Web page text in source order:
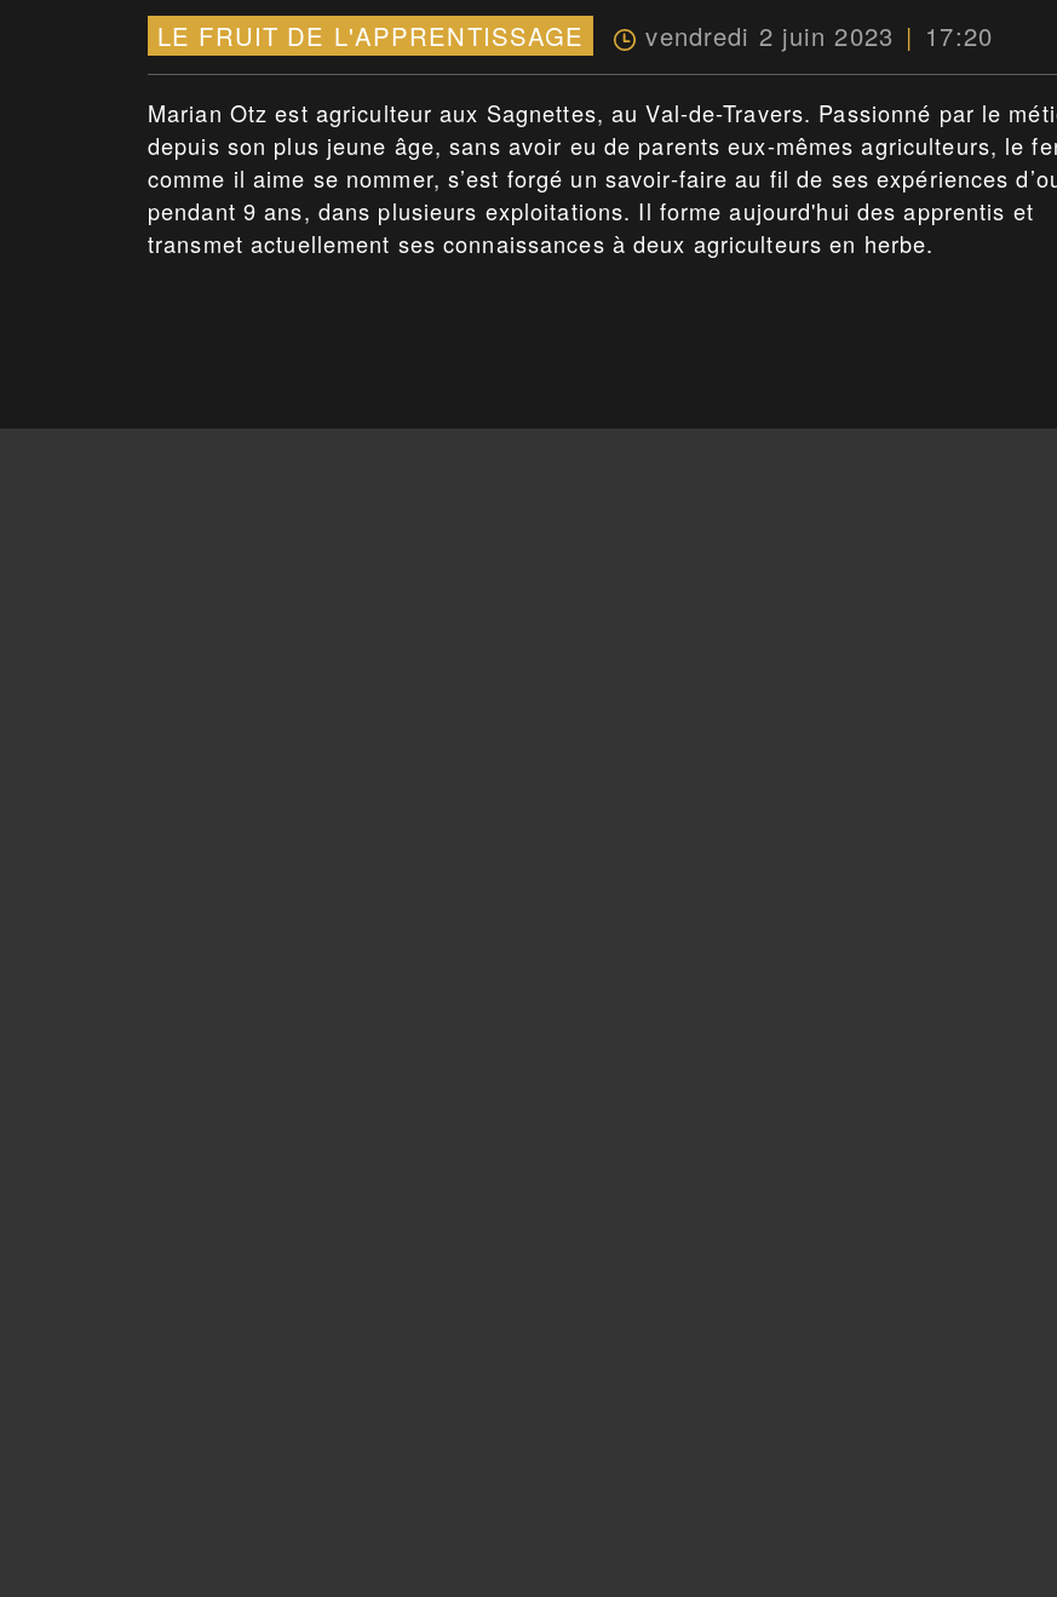
LE FRUIT DE L'APPRENTISSAGE vendredi 2 juin 2023 17:20
Marian Otz est agriculteur aux Sagnettes, au Val-de-Travers. Passionné par le
depuis son plus jeune âge, sans avoir eu de parents eux-mêmes agriculteurs, le
comme il aime se nommer, s’est forgé un savoir-faire au fil de ses expériences
pendant 9 ans, dans plusieurs exploitations. Il forme aujourd'hui des apprentis et
transmet actuellement ses connaissances à deux agriculteurs en herbe.